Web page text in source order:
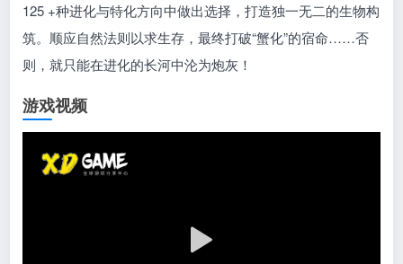
125 +种进化与特化方向中做出选择，打造独一无二的生物构
筑。顺应自然法则以求生存，最终打破“蟹化”的宿命……否
则，就只能在进化的长河中沦为炮灰！
游戏视频